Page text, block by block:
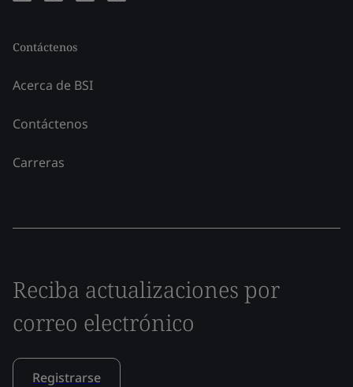
Contáctenos
Acerca de BSI
Contáctenos
Carreras
Reciba actualizaciones por
correo electrónico
Registrarse